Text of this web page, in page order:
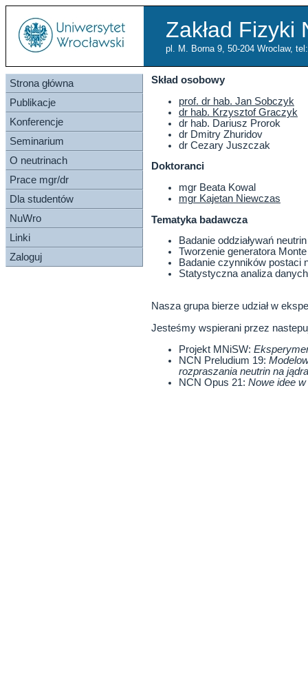
Zakład Fizyki
pl. M. Borna 9, 50-204 Wroclaw,
Strona główna
Publikacje
Konferencje
Seminarium
O neutrinach
Prace mgr/dr
Dla studentów
NuWro
Linki
Zaloguj
Skład osobowy
prof. dr hab. Jan Sobczyk
dr hab. Krzysztof Graczyk
dr hab. Dariusz Prorok
dr Dmitry Zhuridov
dr Cezary Juszczak
Doktoranci
mgr Beata Kowal
mgr Kajetan Niewczas
Tematyka badawcza
Badanie oddziaływań
Tworzenie generatora
Badanie czynników postaci
Statystyczna analiza danych
Nasza grupa bierze udział w
Jesteśmy wspierani przez
Projekt MNiSW:
NCN Preludium 19:
rozpraszania neutrin na
NCN Opus 21: Nowe idee w